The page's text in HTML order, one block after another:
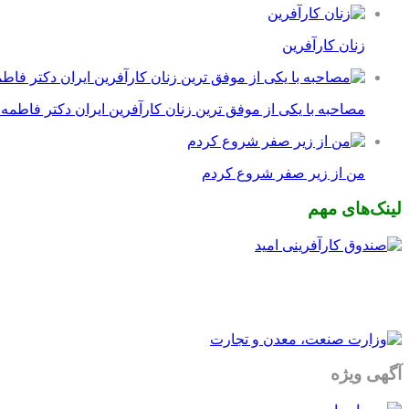
زنان کارآفرین
مصاحبه با یکی از موفق ترین زنان کارآفرین ایران دکتر
من از زیر صفر شروع کردم
لینک‌های مهم
آگهی ویژه